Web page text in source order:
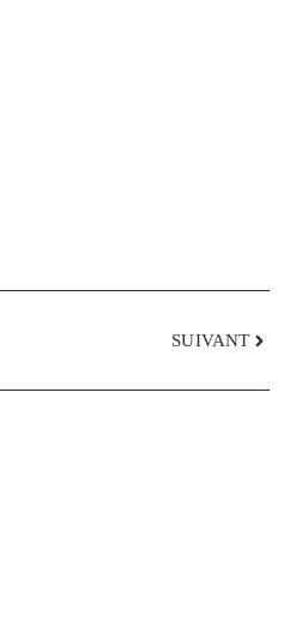
SUIVANT